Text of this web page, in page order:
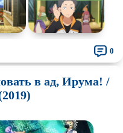
0
в ад, Ирума! /